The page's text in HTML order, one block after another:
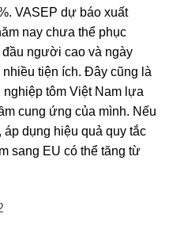
VASEP dự báo xuất
nay chưa thể phục
người cao và ngày
tiện ích. Đây cũng là
tôm Việt Nam lựa
cung ứng của mình. Nếu
dụng hiệu quả quy tắc
sang EU có thể tăng từ